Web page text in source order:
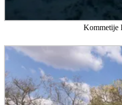
Kommetije